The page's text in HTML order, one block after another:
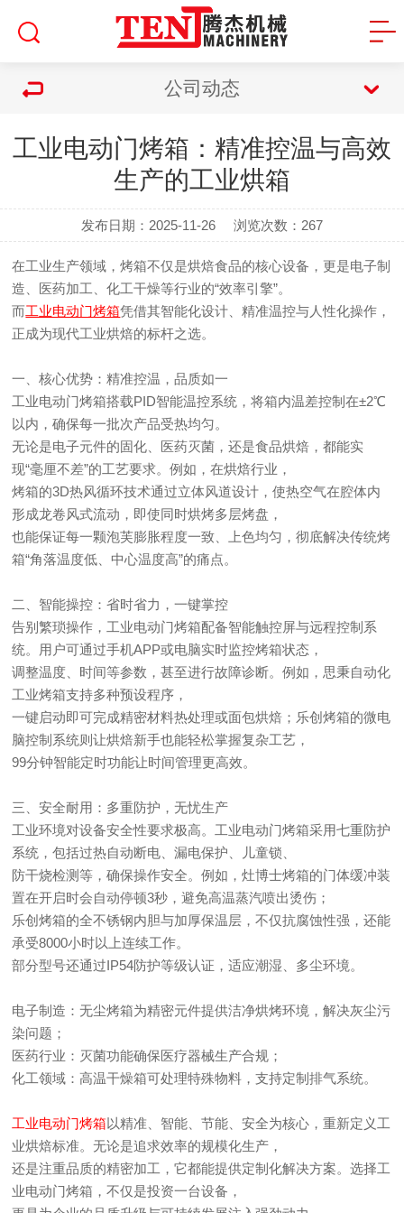
公司动态
工业电动门烤箱：精准控温与高效
生产的工业烘箱
发布日期：2025-11-26 浏览次数： 267
在工业生产领域，烤箱不仅是烘焙食品的核心设备，更是电子制
造、医药加工、化工干燥等行业的“效率引擎”。
而工业电动门烤箱凭借其智能化设计、精准温控与人性化操作，
正成为现代工业烘焙的标杆之选。
一、核心优势：精准控温，品质如一
工业电动门烤箱搭载PID智能温控系统，将箱内温差控制在±2℃
以内，确保每一批次产品受热均匀。
无论是电子元件的固化、医药灭菌，还是食品烘焙，都能实
现“毫厘不差”的工艺要求。例如，在烘焙行业，
烤箱的3D热风循环技术通过立体风道设计，使热空气在腔体内
形成龙卷风式流动，即使同时烘烤多层烤盘，
也能保证每一颗泡芙膨胀程度一致、上色均匀，彻底解决传统烤
箱“角落温度低、中心温度高”的痛点。
二、智能操控：省时省力，一键掌控
告别繁琐操作，工业电动门烤箱配备智能触控屏与远程控制系
统。用户可通过手机APP或电脑实时监控烤箱状态，
调整温度、时间等参数，甚至进行故障诊断。例如，思秉自动化
工业烤箱支持多种预设程序，
一键启动即可完成精密材料热处理或面包烘焙；乐创烤箱的微电
脑控制系统则让烘焙新手也能轻松掌握复杂工艺，
99分钟智能定时功能让时间管理更高效。
三、安全耐用：多重防护，无忧生产
工业环境对设备安全性要求极高。工业电动门烤箱采用七重防护
系统，包括过热自动断电、漏电保护、儿童锁、
防干烧检测等，确保操作安全。例如，灶博士烤箱的门体缓冲装
置在开启时会自动停顿3秒，避免高温蒸汽喷出烫伤；
乐创烤箱的全不锈钢内胆与加厚保温层，不仅抗腐蚀性强，还能
承受8000小时以上连续工作。
部分型号还通过IP54防护等级认证，适应潮湿、多尘环境。
电子制造：无尘烤箱为精密元件提供洁净烘烤环境，解决灰尘污
染问题；
医药行业：灭菌功能确保医疗器械生产合规；
化工领域：高温干燥箱可处理特殊物料，支持定制排气系统。
工业电动门烤箱以精准、智能、节能、安全为核心，重新定义工
业烘焙标准。无论是追求效率的规模化生产，
还是注重品质的精密加工，它都能提供定制化解决方案。选择工
业电动门烤箱，不仅是投资一台设备，